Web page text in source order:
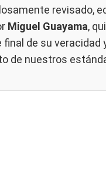
revisado,
Miguel Guayama,
final de su veracidad
de nuestros